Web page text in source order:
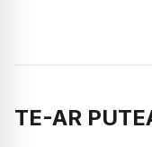
TE-AR